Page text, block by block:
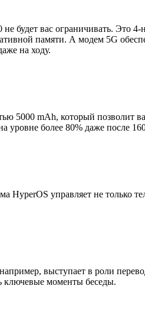
вас ограничивать. Это 4-
памяти. А модем 5G
на ходу.
5000 mAh, который позволит
уровне более 80% даже после
HyperOS управляет не
выступает в роли
ключевые моменты беседы.